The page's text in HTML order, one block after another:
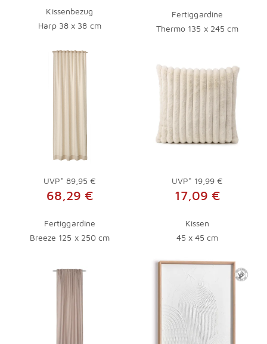
Kissenbezug
Harp 38 x 38 cm
Fertiggardine
Thermo 135 x 245 cm
UVP* 89,95 €
68,29 €
Fertiggardine
Breeze 125 x 250 cm
UVP* 19,99 €
17,09 €
Kissen
45 x 45 cm